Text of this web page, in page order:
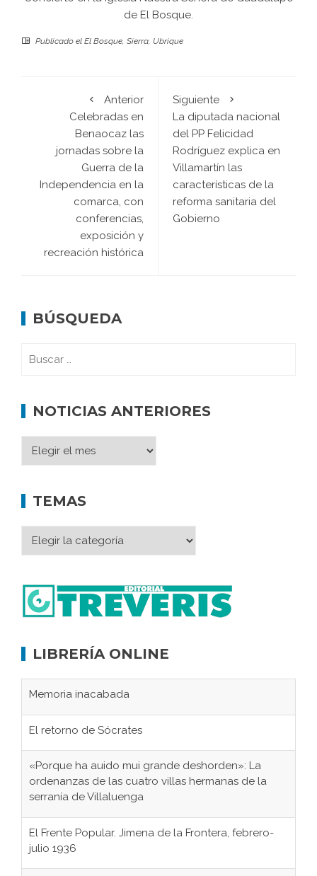
de El Bosque.
Publicado el El Bosque, Sierra, Ubrique
Anterior
Celebradas en
Benaocaz las
jornadas sobre la
Guerra de la
Independencia en la
comarca, con
conferencias,
exposición y
recreación histórica
Siguiente
La diputada nacional
del PP Felicidad
Rodríguez explica en
Villamartín las
características de la
reforma sanitaria del
Gobierno
BÚSQUEDA
NOTICIAS ANTERIORES
TEMAS
LIBRERÍA ONLINE
Memoria inacabada
El retorno de Sócrates
«Porque ha auido mui grande deshorden»: La
ordenanzas de las cuatro villas hermanas de la
serranía de Villaluenga
El Frente Popular. Jimena de la Frontera, febrero-
julio 1936